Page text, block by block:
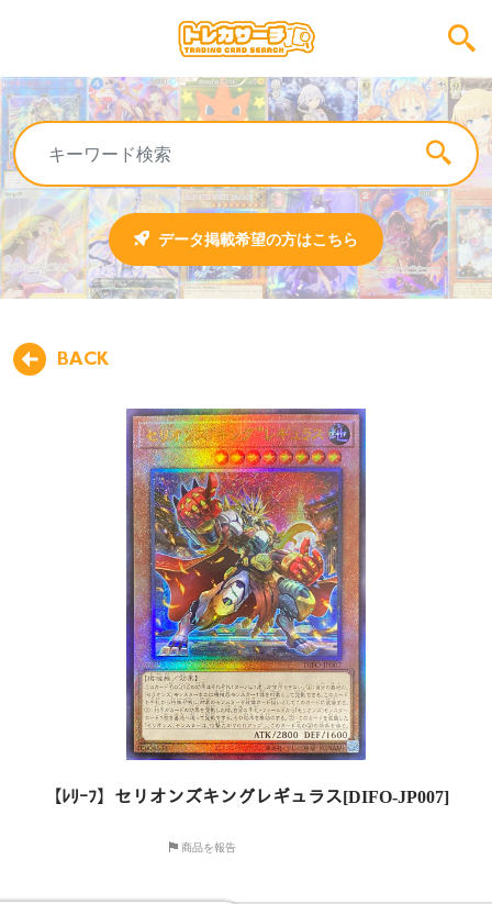
データ掲載希望の方はこちら
BACK
【ﾚﾘｰﾌ】セリオンズキングレギュラス[DIFO-JP007]
商品を報告